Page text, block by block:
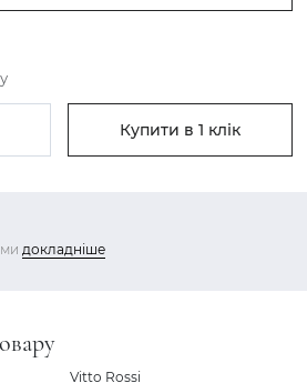
Купити в 1 клік
докладніше
Vitto Rossi